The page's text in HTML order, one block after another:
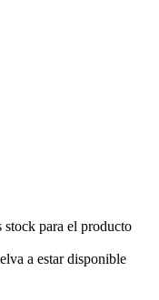
stock para el producto
a estar disponible